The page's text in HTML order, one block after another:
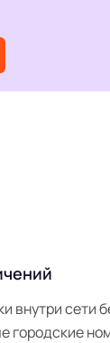
внутри сети
городские